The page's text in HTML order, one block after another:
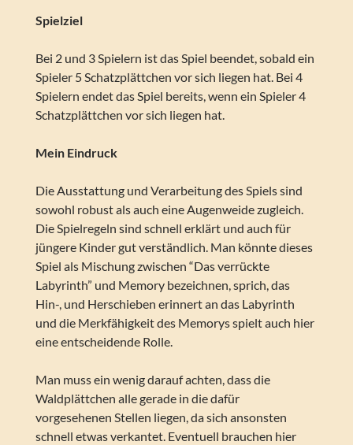
Spielziel
Bei 2 und 3 Spielern ist das Spiel beendet, sobald ein
Spieler 5 Schatzplättchen vor sich liegen hat. Bei 4
Spielern endet das Spiel bereits, wenn ein Spieler 4
Schatzplättchen vor sich liegen hat.
Mein Eindruck
Die Ausstattung und Verarbeitung des Spiels sind
sowohl robust als auch eine Augenweide zugleich.
Die Spielregeln sind schnell erklärt und auch für
jüngere Kinder gut verständlich. Man könnte dieses
Spiel als Mischung zwischen “Das verrückte
Labyrinth” und Memory bezeichnen, sprich, das
Hin-, und Herschieben erinnert an das Labyrinth
und die Merkfähigkeit des Memorys spielt auch hier
eine entscheidende Rolle.
Man muss ein wenig darauf achten, dass die
Waldplättchen alle gerade in die dafür
vorgesehenen Stellen liegen, da sich ansonsten
schnell etwas verkantet. Eventuell brauchen hier